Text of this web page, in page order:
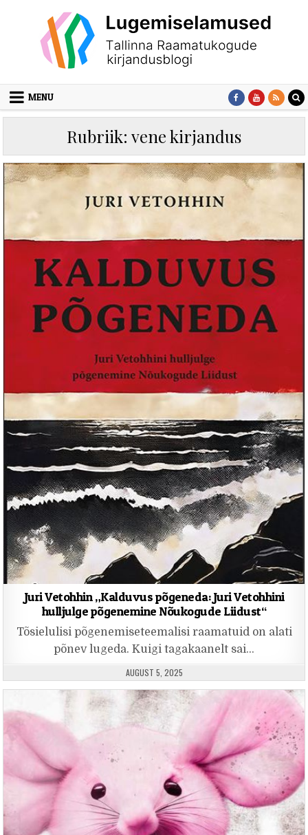
MENU
Rubriik: vene kirjandus
Juri Vetohhin „Kalduvus põgeneda: Juri Vetohhini
hulljulge põgenemine Nõukogude Liidust“
Tõsielulisi põgenemiseteemalisi raamatuid on alati
põnev lugeda. Kuigi tagakaanelt sai…
PUBLISHED DATE:
AUGUST 5, 2025